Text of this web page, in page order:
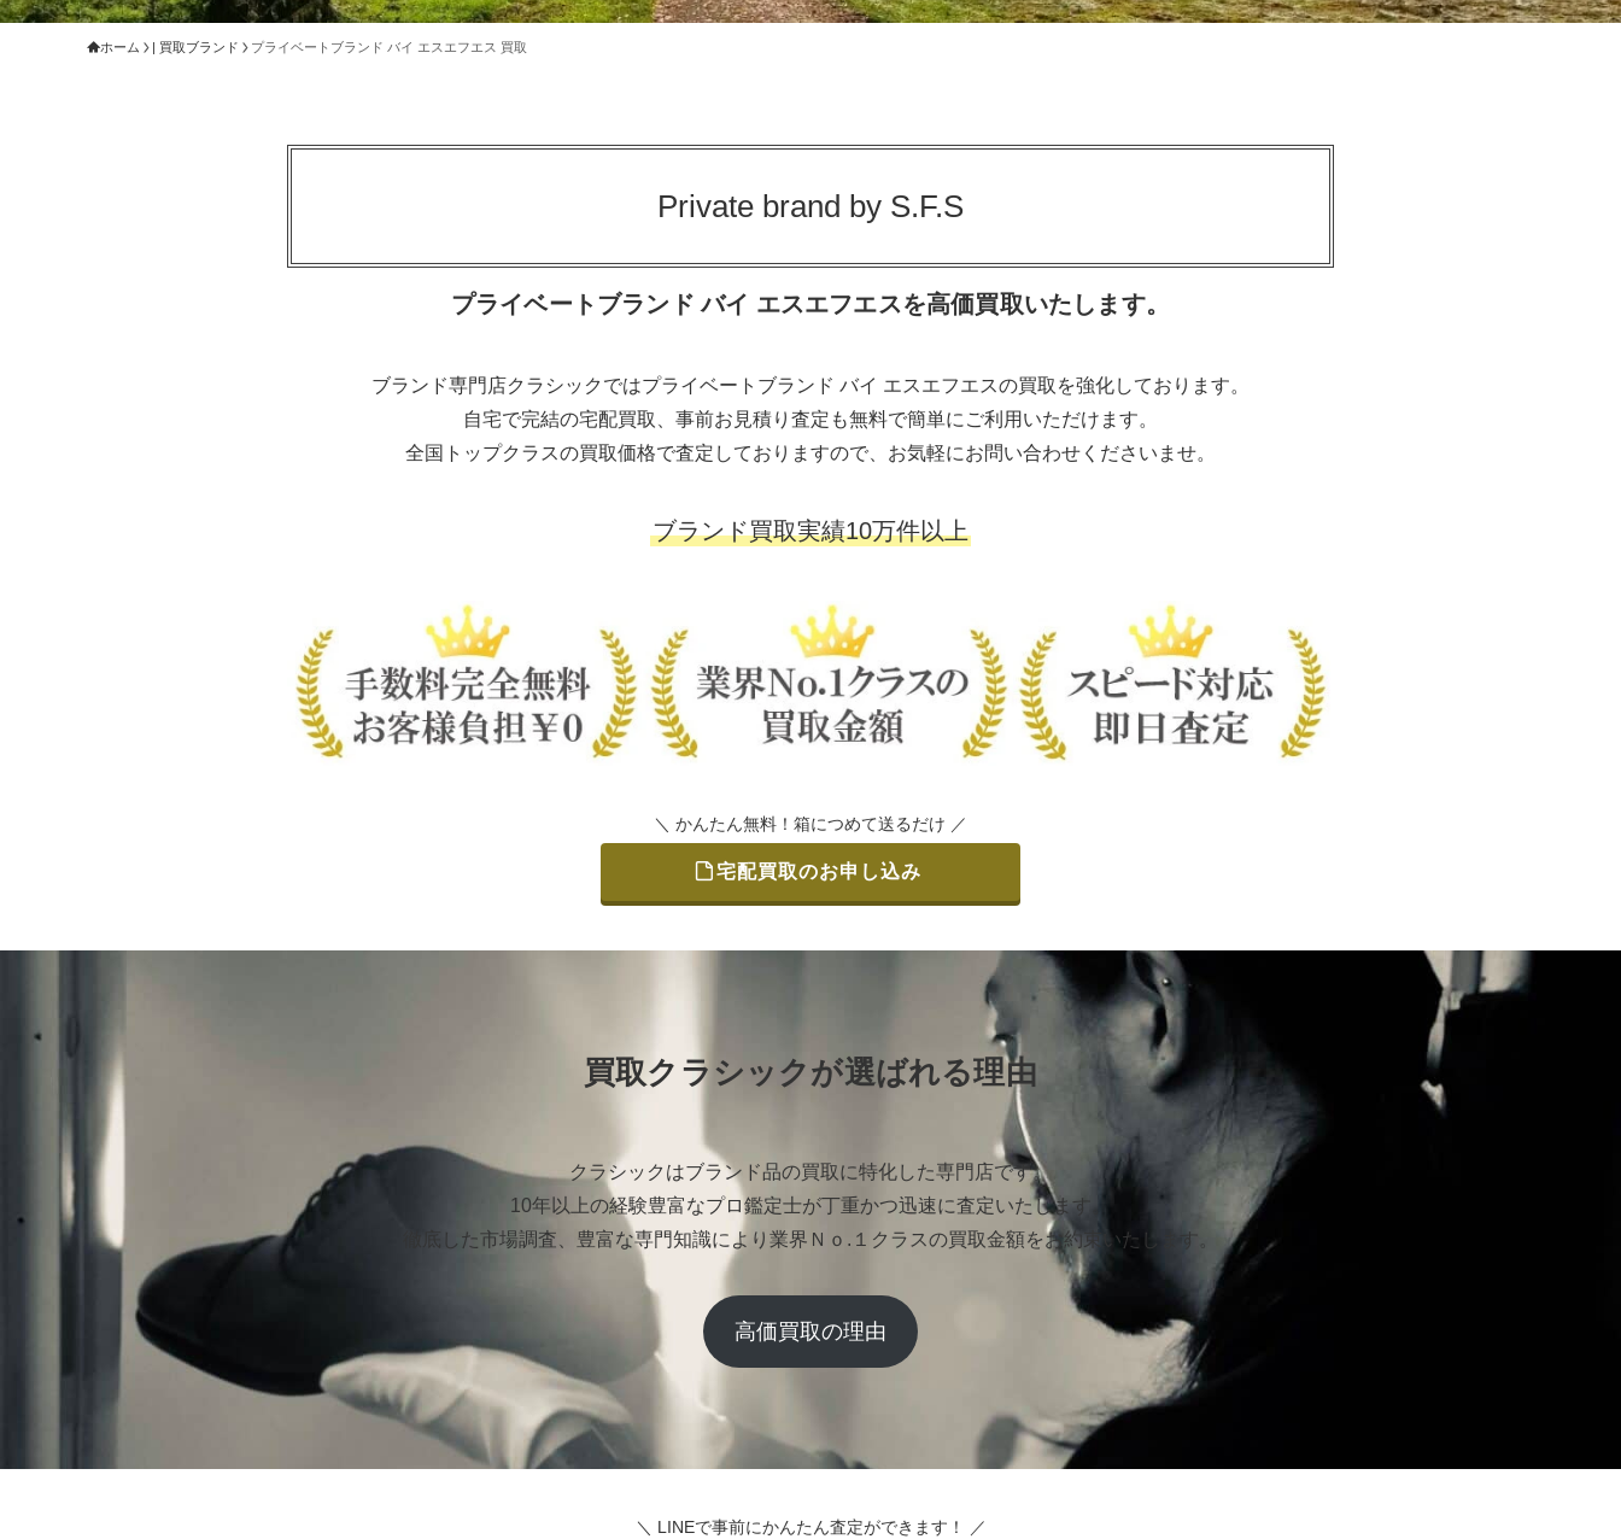
ホーム | 買取ブランド プライベートブランド バイ エスエフエス 買取
Private brand by S.F.S
プライベートブランド バイ エスエフエスを高価買取いたします。
ブランド専門店クラシックではプライベートブランド バイ エスエフエスの買取を強化しております。
自宅で完結の宅配買取、事前お見積り査定も無料で簡単にご利用いただけます。
全国トップクラスの買取価格で査定しておりますので、お気軽にお問い合わせくださいませ。
ブランド買取実績10万件以上
＼ かんたん無料！箱につめて送るだけ ／
宅配買取のお申し込み
買取クラシックが選ばれる理由
クラシックはブランド品の買取に特化した専門店です。
10年以上の経験豊富なプロ鑑定士が丁重かつ迅速に査定いたします。
徹底した市場調査、豊富な専門知識により業界Ｎｏ.１クラスの買取金額をお約束いたします。
高価買取の理由
＼ LINEで事前にかんたん査定ができます！ ／